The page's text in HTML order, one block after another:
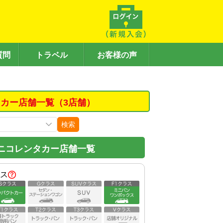
問 トラベル お客様の声
ー店舗一覧（3店舗）
検索
コレンタカー店舗一覧